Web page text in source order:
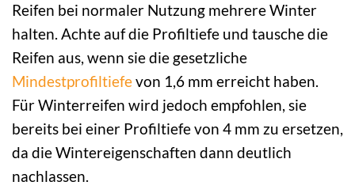
Reifen bei normaler Nutzung mehrere Winter
halten. Achte auf die Profiltiefe und tausche die
Reifen aus, wenn sie die gesetzliche
Mindestprofiltiefevon 1,6 mm erreicht haben.
Für Winterreifen wird jedoch empfohlen, sie
bereits bei einer Profiltiefe von 4 mm zu ersetzen,
da die Wintereigenschaften dann deutlich
nachlassen.